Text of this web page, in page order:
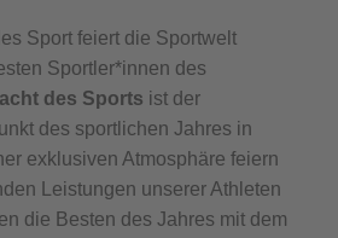
Sport feiert die Sportwelt
Sportler*innen des
des Sports ist der
des sportlichen Jahres in
exklusiven Atmosphäre feiern
Leistungen unserer Athleten
die Besten des Jahres mit dem